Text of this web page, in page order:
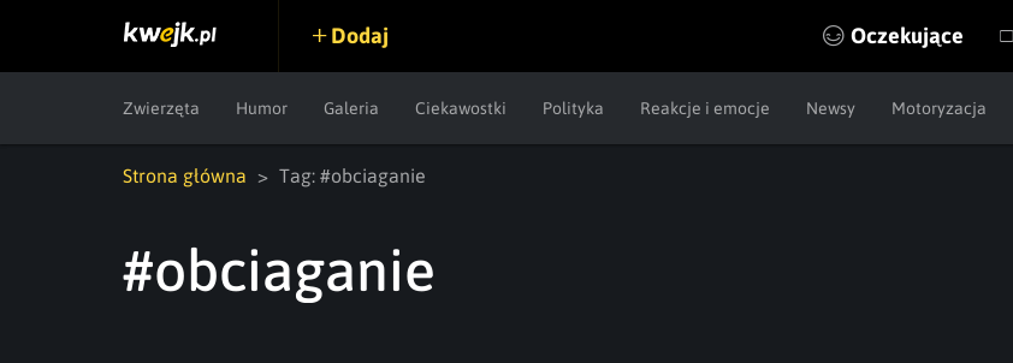
Dodaj Oczekujące
Zwierzęta Humor Galeria Ciekawostki Polityka Reakcje i emocje Newsy Motoryzacja
Strona główna Tag: #obciaganie
#obciaganie